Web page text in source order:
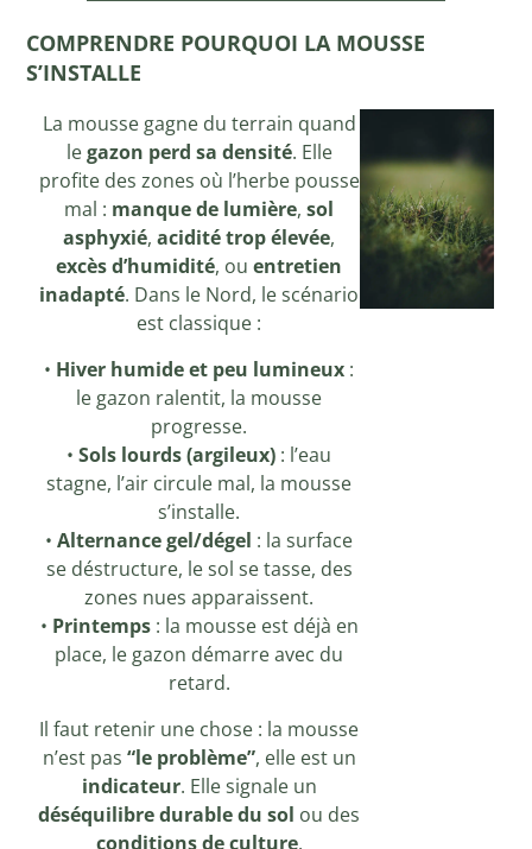
COMPRENDRE POURQUOI LA MOUSSE
S’INSTALLE
La mousse gagne du terrain quand
legazon perd sa densité. Elle
profite des zones où l’herbe pousse
mal : manque de lumière,sol
asphyxié,acidité trop élevée,
excès d’humidité, ouentretien
inadapté. Dans le Nord, le scénario
est classique :
• Hiver humide et peu lumineux :
le gazon ralentit, la mousse
progresse.
•Sols lourds (argileux) : l’eau
stagne, l’air circule mal, la mousse
s’installe.
•Alternance gel/dégel : la surface
se déstructure, le sol se tasse, des
zones nues apparaissent.
• Printemps: la mousse est déjà en
place, le gazon démarre avec du
retard.
Il faut retenir une chose : la mousse
n’est pas “le problème”, elle est un
indicateur. Elle signale un
déséquilibre durable du sol ou des
conditions de culture.